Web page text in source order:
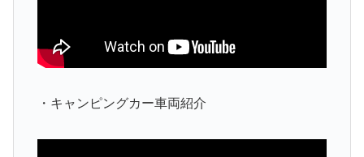
・キャンピングカー車両紹介